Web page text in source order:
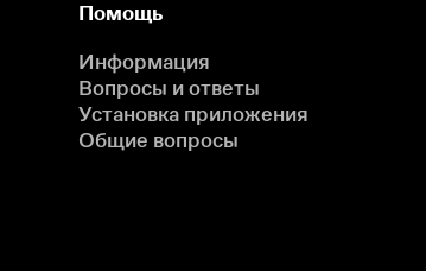
Помощь
Информация
Вопросы и ответы
Установка приложения
Общие вопросы